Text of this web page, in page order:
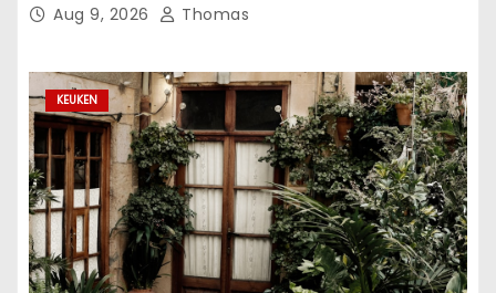
Aug 9, 2026 Thomas
KEUKEN